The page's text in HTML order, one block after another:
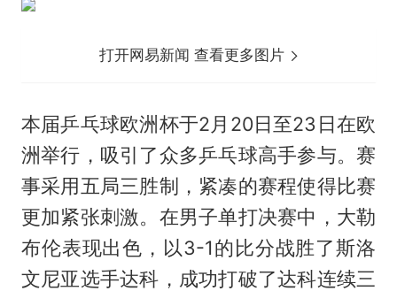
打开网易新闻 查看更多图片
本届乒乓球欧洲杯于2月20日至23日在欧
洲举行，吸引了众多乒乓球高手参与。赛
事采用五局三胜制，紧凑的赛程使得比赛
更加紧张刺激。在男子单打决赛中，大勒
布伦表现出色，以3-1的比分战胜了斯洛
文尼亚选手达科，成功打破了达科连续三